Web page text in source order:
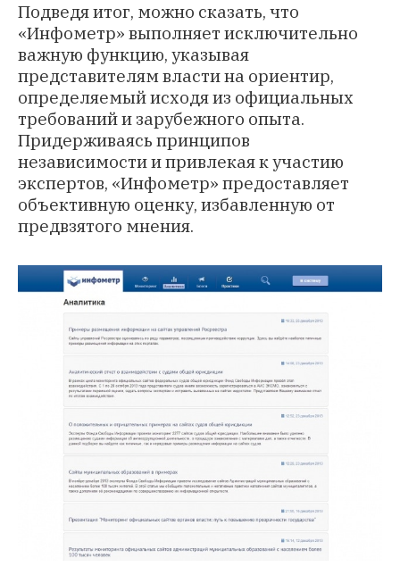
Подведя итог, можно сказать, что
«Инфометр» выполняет исключительно
важную функцию, указывая
представителям власти на ориентир,
определяемый исходя из официальных
требований и зарубежного опыта.
Придерживаясь принципов
независимости и привлекая к участию
экспертов, «Инфометр» предоставляет
объективную оценку, избавленную от
предвзятого мнения.